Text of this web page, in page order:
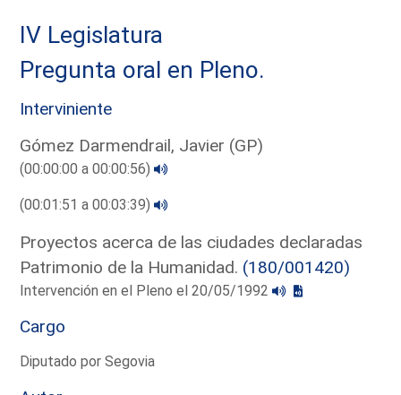
IV Legislatura
Pregunta oral en Pleno.
Interviniente
Gómez Darmendrail, Javier (GP)
(00:00:00 a 00:00:56)
(00:01:51 a 00:03:39)
Proyectos acerca de las ciudades declaradas
Patrimonio de la Humanidad. (180/001420)
Intervención en el Pleno el 20/05/1992
Cargo
Diputado por Segovia